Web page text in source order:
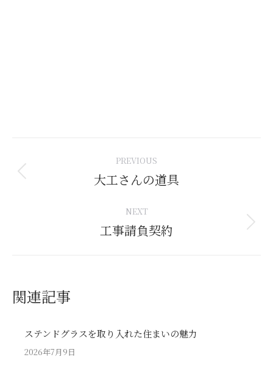
navigation
PREVIOUS
Previous
大工さんの道具
NEXT
Next
工事請負契約
関連記事
ステンドグラスを取り入れた住まいの魅力
2026年7月9日